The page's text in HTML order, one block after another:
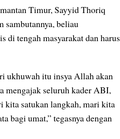
Timur, Sayyid Thoriq
sambutannya, beliau
tengah masyarakat dan harus
ukhuwah itu insya Allah akan
mengajak seluruh kader ABI,
kita satukan langkah, mari kita
bagi umat,” tegasnya dengan